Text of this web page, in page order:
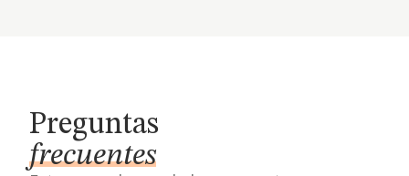
Preguntas
frecuentes